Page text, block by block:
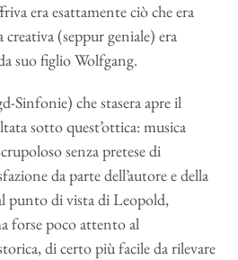
era esattamente ciò che era
creativa (seppur geniale) era
suo figlio Wolfgang.
Sinfonie) che stasera apre il
sotto quest’ottica: musica
senza pretese di
da parte dell’autore e della
punto di vista di Leopold,
forse poco attento al
di certo più facile da rilevare